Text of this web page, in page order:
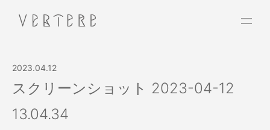
2023.04.12
スクリーンショット 2023-04-12
13.04.34